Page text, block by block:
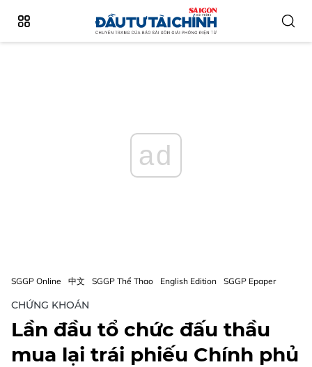
ad
SGGP Online 中文 SGGP Thể Thao English Edition SGGP Epaper
CHỨNG KHOÁN
Lần đầu tổ chức đấu thầu
mua lại trái phiếu Chính phủ